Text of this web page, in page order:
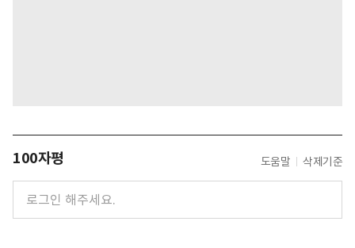
100자평 도움말 삭제기준